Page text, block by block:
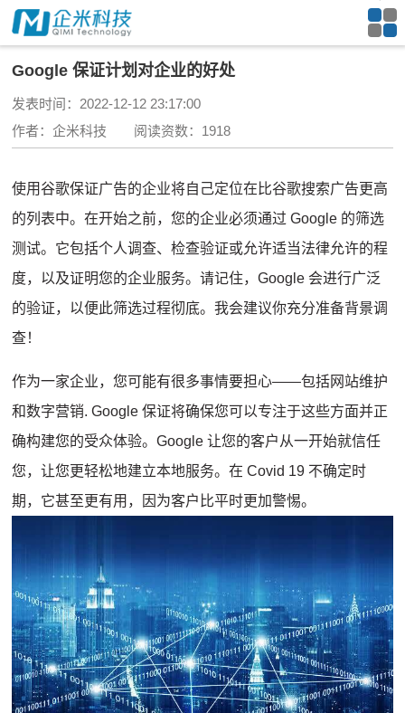
Google 保证计划对企业的好处
发表时间：2022-12-12 23:17:00
作者：企米科技 阅读资数：1918
使用谷歌保证广告的企业将自己定位在比谷歌搜索广告更高
的列表中。在开始之前，您的企业必须通过 Google 的筛选
测试。 它包括个人调查、检查验证或允许适当法律允许的程
度，以及证明您的企业服务。请记住，Google 会进行广泛
的验证，以便此筛选过程彻底。我会建议你充分准备背景调
查！
作为一家企业，您可能有很多事情要担心——包括网站维护
和数字营销.Google 保证将确保您可以专注于这些方面并正
确构建您的受众体验。Google 让您的客户从一开始就信任
您，让您更轻松地建立本地服务。在 Covid 19 不确定时
期，它甚至更有用，因为客户比平时更加警惕。